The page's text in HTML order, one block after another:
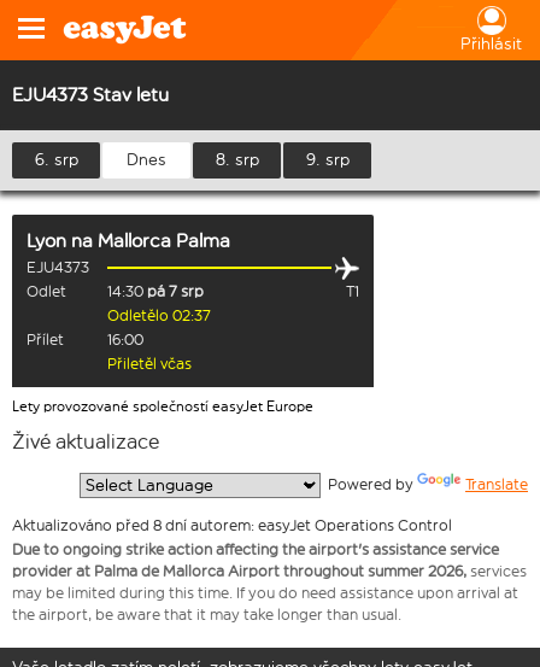
Přihlásit
EJU4373 Stav letu
6. srp Dnes 8. srp 9. srp
Lyon na Mallorca Palma
EJU4373
Odlet
14:30 pá 7 srp
T1
Odletělo 02:37
Přílet
16:00
Přiletěl včas
Lety provozované společností easyJet Europe
Živé aktualizace
Powered by Translate
Aktualizováno před 8 dní autorem: easyJet Operations Control
Due to ongoing strike action affecting the airport's assistance service
provider at Palma de Mallorca Airport throughout summer 2026, services
may be limited during this time. If you do need assistance upon arrival at
the airport, be aware that it may take longer than usual.